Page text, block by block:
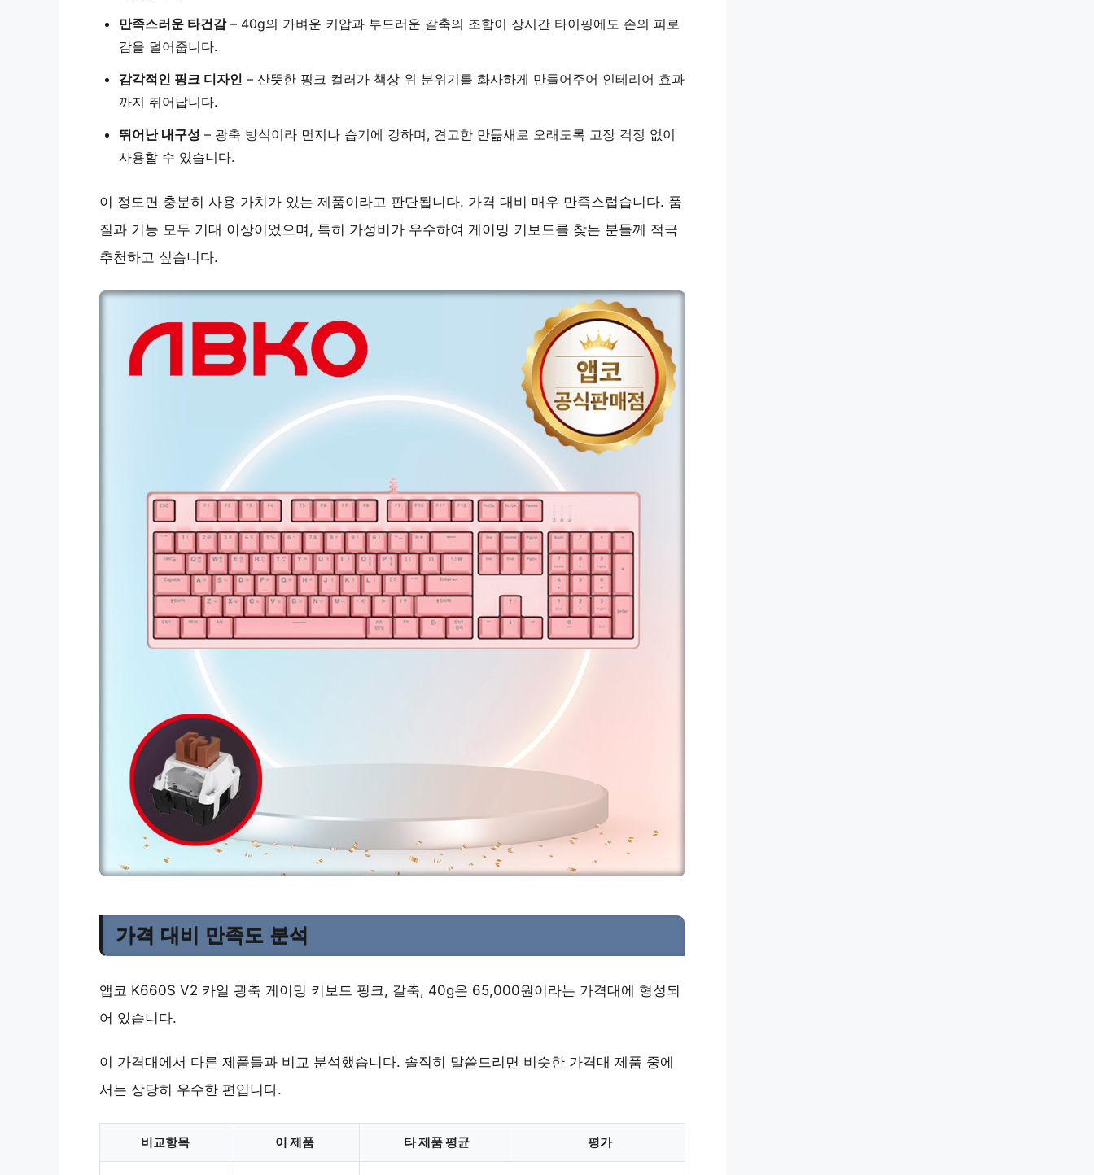
만족스러운 타건감– 40g의 가벼운 키압과 부드러운 갈축의 조합이 장시간 타이핑에도 손의 피로
감을 덜어줍니다.
감각적인 핑크 디자인 – 산뜻한 핑크 컬러가 책상 위 분위기를 화사하게 만들어주어 인테리어 효과
까지 뛰어납니다.
뛰어난 내구성 – 광축 방식이라 먼지나 습기에 강하며, 견고한 만듦새 로 오래도록 고장 걱정 없이
사용할 수 있습니다.
이 정도면 충분히 사용 가치가 있는 제품이라고 판단됩니다. 가격 대비 매우 만족스럽습니다. 품
질과 기능 모두 기대 이상이었으며, 특히 가성비가 우수하여 게이밍 키보드를 찾는 분들께 적극
추천하고 싶습니다.
가격 대비 만족도 분석
앱코 K660S V2 카일 광축 게이밍 키보드 핑크, 갈축, 40g은 65,000원이라는 가격대에 형성되
어 있습니다.
이 가격대에서 다른 제품들과 비교 분석했습니다. 솔직히 말씀드리면 비슷한 가격대 제품 중에
서는 상당히 우수한 편입니다.
비교항목 이 제품 타 제품 평균 평가